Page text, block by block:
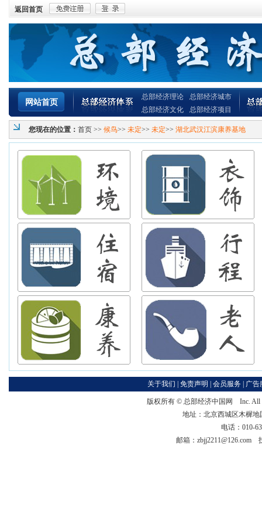
返回首页
网站首页
总部经济理论
总部经济文化
总部经济城市
总部经济项目
您现在的位置： 首页 >> 候鸟>> 未定>> 未定>> 湖北武汉江滨康养基地
关于我们 免责声明 会员服务 广告
版权所有 © 总部经济中国网
Inc. All
地址：北京西城区木樨
电话：010-
邮箱：zbjj2211@126.com